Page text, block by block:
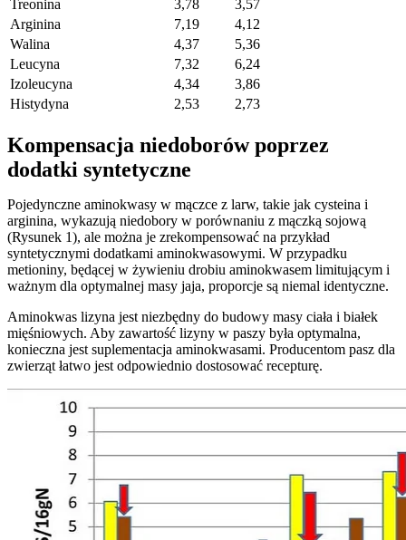
Treonina 3,78
3,57
Arginina
7,19
4,12
Walina
4,37
5,36
Leucyna
7,32
6,24
Izoleucyna
4,34
3,86
Histydyna
2,53 2,73
Kompensacja niedoborów poprzez
dodatki syntetyczne
Pojedynczne aminokwasy w mączce z larw, takie jak cysteina i
arginina, wykazują niedobory w porównaniu z mączką sojową
(Rysunek 1), ale można je zrekompensować na przykład
syntetycznymi dodatkami aminokwasowymi. W przypadku
metioniny, będącej w żywieniu drobiu aminokwasem limitującym i
ważnym dla optymalnej masy jaja, proporcje są niemal identyczne.
Aminokwas lizyna jest niezbędny do budowy masy ciała i białek
mięśniowych. Aby zawartość lizyny w paszy była optymalna,
konieczna jest suplementacja aminokwasami. Producentom pasz dla
zwierząt łatwo jest odpowiednio dostosować recepturę.